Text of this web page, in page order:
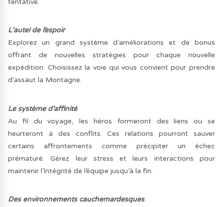
tentative.
L’autel de l’espoir
Explorez un grand système d’améliorations et de bonus
offrant de nouvelles stratégies pour chaque nouvelle
expédition. Choisissez la voie qui vous convient pour prendre
d’assaut la Montagne.
Le système d’affinité
Au fil du voyage, les héros formeront des liens ou se
heurteront à des conflits. Ces relations pourront sauver
certains affrontements comme précipiter un échec
prématuré. Gérez leur stress et leurs interactions pour
maintenir l’intégrité de l’équipe jusqu’à la fin.
Des environnements cauchemardesques